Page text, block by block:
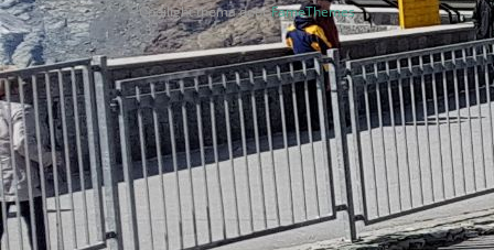
Codilight thema doorFameThemes